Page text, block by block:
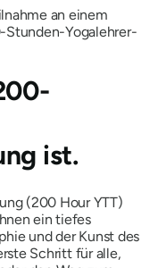
an einem
Yogalehrer-
ist.
(200 Hour YTT)
ein tiefes
und der Kunst des
Schritt für alle,